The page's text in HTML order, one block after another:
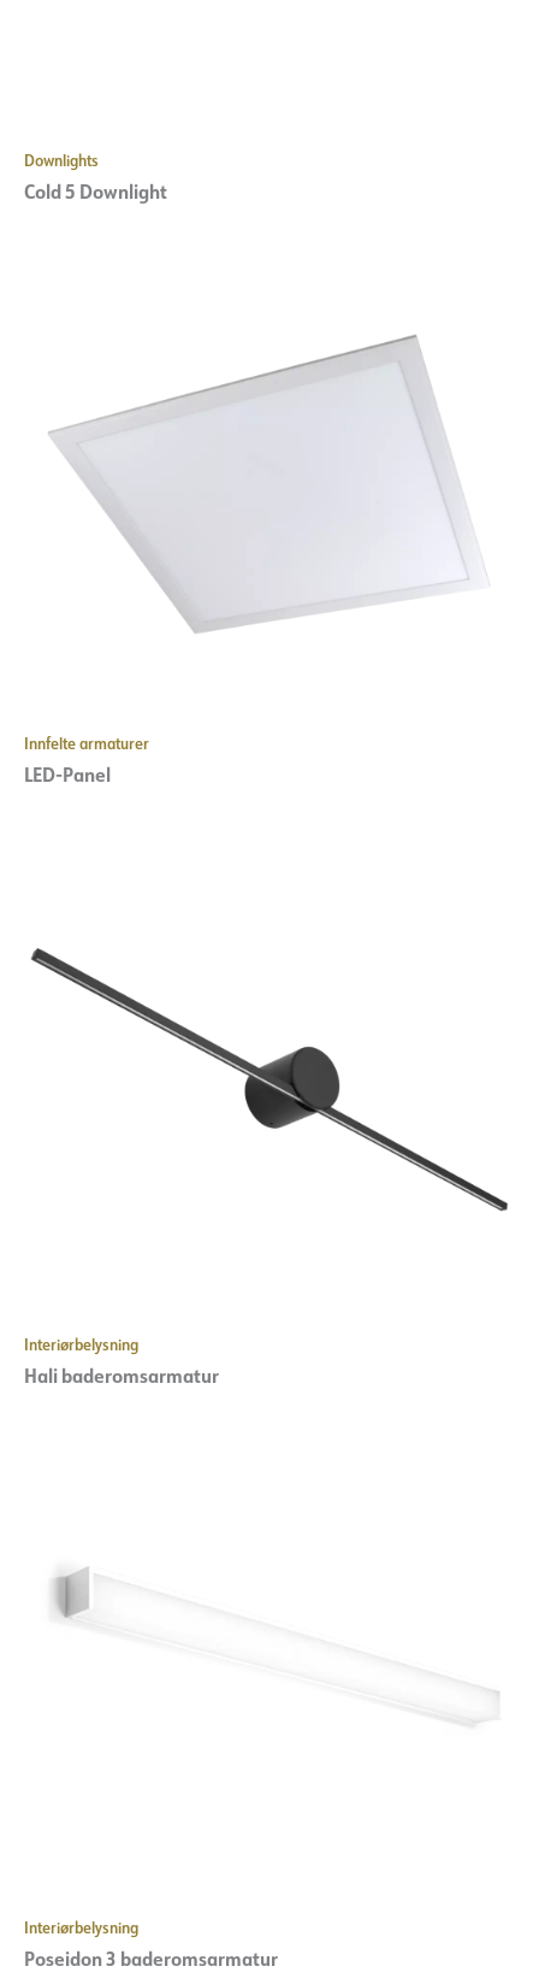
Downlights
Cold 5 Downlight
Innfelte armaturer
LED-Panel
Interiørbelysning
Hali baderomsarmatur
Interiørbelysning
Poseidon 3 baderomsarmatur